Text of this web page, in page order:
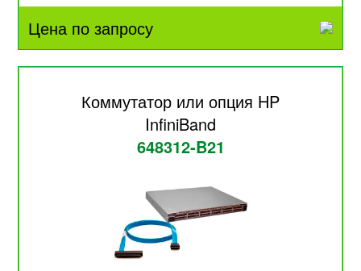
Цена по запросу
Коммутатор или опция HP
InfiniBand
648312-B21